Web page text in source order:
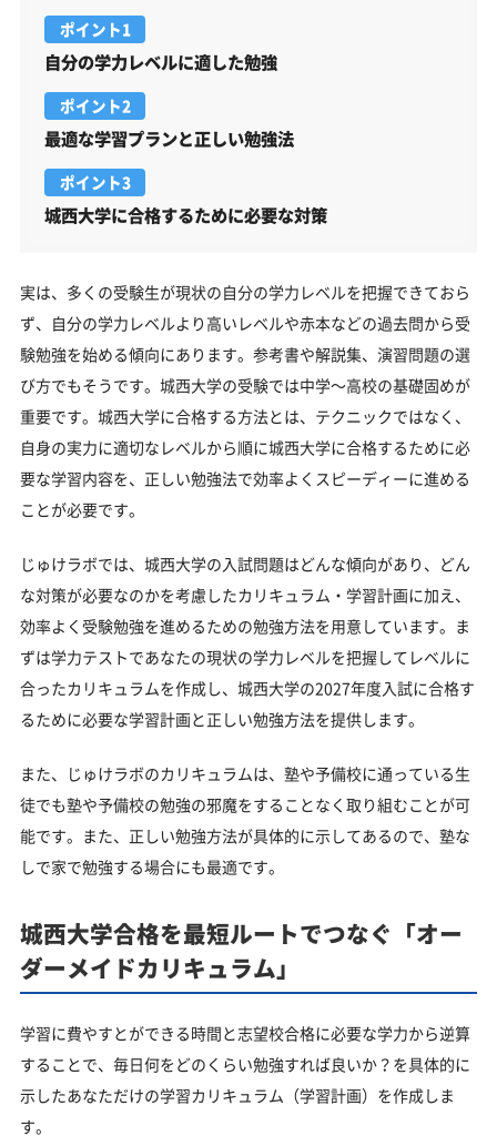
ポイント1
自分の学力レベルに適した勉強
ポイント2
最適な学習プランと正しい勉強法
ポイント3
城西大学に合格するために必要な対策
実は、多くの受験生が現状の自分の学力レベルを把握できておら
ず、自分の学力レベルより高いレベルや赤本などの過去問から受
験勉強を始める傾向にあります。参考書や解説集、演習問題の選
び方でもそうです。城西大学の受験では中学～高校の基礎固めが
重要です。城西大学に合格する方法とは、テクニックではなく、
自身の実力に適切なレベルから順に城西大学に合格するために必
要な学習内容を、正しい勉強法で効率よくスピーディーに進める
ことが必要です。
じゅけラボでは、城西大学の入試問題はどんな傾向があり、どん
な対策が必要なのかを考慮したカリキュラム・学習計画に加え、
効率よく受験勉強を進めるための勉強方法を用意しています。ま
ずは学力テストであなたの現状の学力レベルを把握してレベルに
合ったカリキュラムを作成し、城西大学の2027年度入試に合格す
るために必要な学習計画と正しい勉強方法を提供します。
また、じゅけラボのカリキュラムは、塾や予備校に通っている生
徒でも塾や予備校の勉強の邪魔をすることなく取り組むことが可
能です。また、正しい勉強方法が具体的に示してあるので、塾な
しで家で勉強する場合にも最適です。
城西大学合格を最短ルートでつなぐ「オー
ダーメイドカリキュラム」
学習に費やすとができる時間と志望校合格に必要な学力から逆算
することで、毎日何をどのくらい勉強すれば良いか？を具体的に
示したあなただけの学習カリキュラム（学習計画）を作成しま
す。